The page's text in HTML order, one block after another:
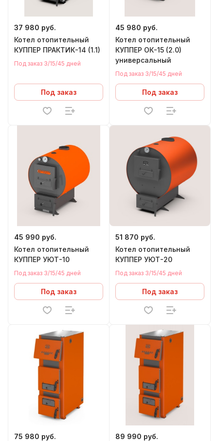
37 980 руб.
Котел отопительный
КУППЕР ПРАКТИК-14 (1.1)
Под заказ 3/15/45 дней
Под заказ
45 980 руб.
Котел отопительный
КУППЕР ОК-15 (2.0)
универсальный
Под заказ 3/15/45 дней
Под заказ
45 990 руб.
Котел отопительный
КУППЕР УЮТ-10
Под заказ 3/15/45 дней
Под заказ
51 870 руб.
Котел отопительный
КУППЕР УЮТ-20
Под заказ 3/15/45 дней
Под заказ
75 980 руб.
89 990 руб.